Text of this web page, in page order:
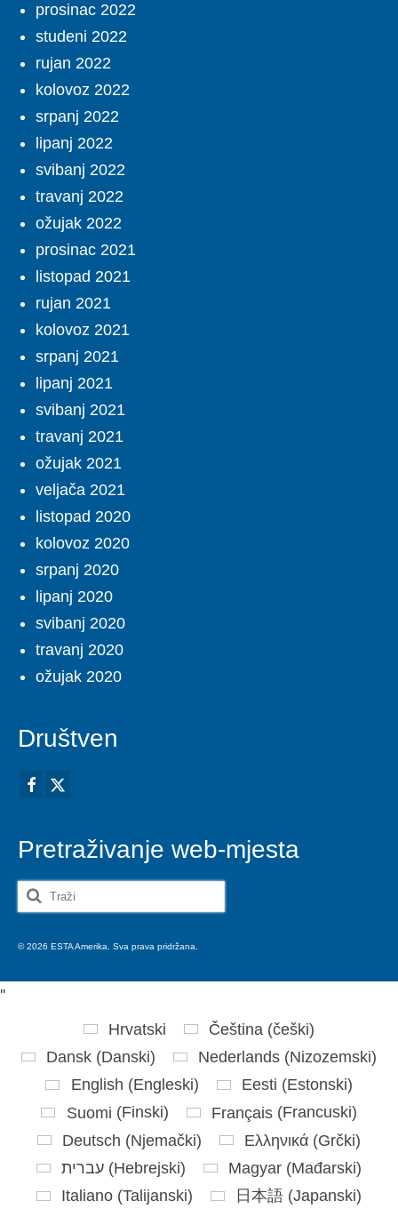
prosinac 2022
studeni 2022
rujan 2022
kolovoz 2022
srpanj 2022
lipanj 2022
svibanj 2022
travanj 2022
ožujak 2022
prosinac 2021
listopad 2021
rujan 2021
kolovoz 2021
srpanj 2021
lipanj 2021
svibanj 2021
travanj 2021
ožujak 2021
veljača 2021
listopad 2020
kolovoz 2020
srpanj 2020
lipanj 2020
svibanj 2020
travanj 2020
ožujak 2020
Društven
Pretraživanje web-mjesta
Search
for:
© 2026 ESTA Amerika. Sva prava pridržana.
''
Hrvatski
Čeština (češki)
Dansk (Danski) Nederlands (Nizozemski)
English (Engleski) Eesti (Estonski)
Suomi (Finski) Français(Francuski)
Deutsch (Njemački) Ελληνικά (Grčki)
עברית (Hebrejski) Magyar (Mađarski)
Italiano (Talijanski) 日本語 (Japanski)